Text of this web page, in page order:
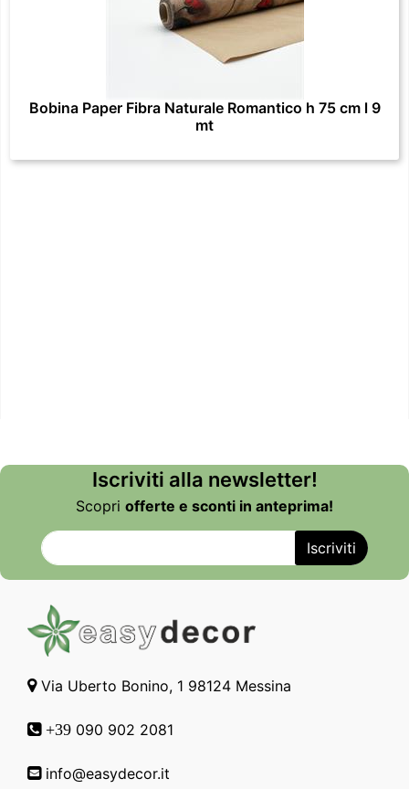
Bobina Paper Fibra Naturale Romantico h 75 cm l 9
mt
Iscriviti alla newsletter!
Scopri offerte e sconti in anteprima!
Via Uberto Bonino, 1 98124 Messina
+39 090 902 2081
info@easydecor.it